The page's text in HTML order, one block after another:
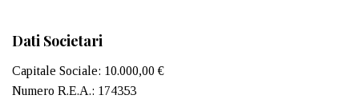
Dati Societari
Capitale Sociale: 10.000,00 €
Numero R.E.A.: 174353